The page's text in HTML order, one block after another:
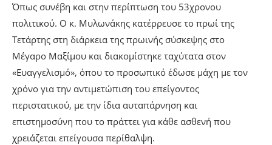
Όπως συνέβη και στην περίπτωση του 53χρονου
πολιτικού. Ο κ. Μυλωνάκης κατέρρευσε το πρωί της
Τετάρτης στη διάρκεια της πρωινής σύσκεψης στο
Μέγαρο Μαξίμου και διακομίστηκε ταχύτατα στον
«Ευαγγελισμό», όπου το προσωπικό έδωσε μάχη με τον
χρόνο για την αντιμετώπιση του επείγοντος
περιστατικού, με την ίδια αυταπάρνηση και
επιστημοσύνη που το πράττει για κάθε ασθενή που
χρειάζεται επείγουσα περίθαλψη.